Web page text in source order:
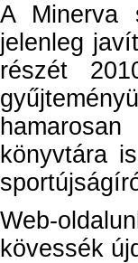
A Minerva
jelenleg
részét
könyvtára
Web-
kövessék